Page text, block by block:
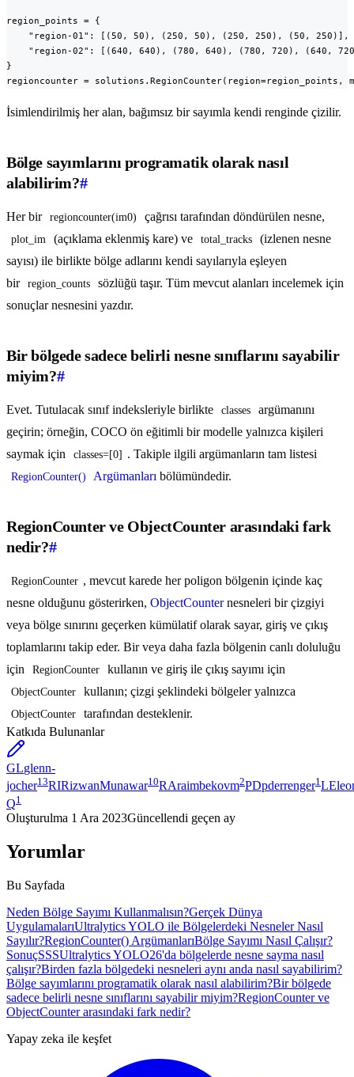
region_points = {
    "region-01": [(50, 50), (250, 50), (250, 250), (50, 250)],
"region-02": [(640, 640), (780, 640), (780, 720), (640,
}
regioncounter = solutions.RegionCounter(region=region_points,
İsimlendirilmiş her alan, bağımsız bir sayımla kendi renginde çizilir.
Bölge sayımlarını programatik olarak nasıl
alabilirim?#
Her bir regioncounter(im0) çağrısı tarafından döndürülen nesne,
plot_im (açıklama eklenmiş kare) ve total_tracks
(izlenen nesne
sayısı) ile birlikte bölge adlarını kendi sayılarıyla eşleyen
bir region_counts
sözlüğü taşır. Tüm mevcut alanları incelemek için
sonuçlar nesnesini yazdır.
Bir bölgede sadece belirli nesne sınıflarını sayabilir
miyim?#
Evet. Tutulacak sınıf indeksleriyle birlikte classes
argümanını
geçirin; örneğin, COCO ön eğitimli bir modelle yalnızca kişileri
saymak için
classes=[0] . Takiple ilgili argümanların tam listesi
RegionCounter() Argümanları bölümündedir.
RegionCounter ve ObjectCounter arasındaki fark
nedir?#
RegionCounter , mevcut karede her poligon bölgenin içinde kaç
nesne olduğunu gösterirken, ObjectCounternesneleri bir çizgiyi
veya bölge sınırını geçerken kümülatif olarak sayar, giriş ve çıkış
toplamlarını takip eder. Bir veya daha fazla bölgenin canlı doluluğu
için
RegionCounter kullanın ve giriş ile çıkış sayımı için
ObjectCounter kullanın; çizgi şeklindeki bölgeler yalnızca
ObjectCounter
tarafından desteklenir.
Katkıda Bulunanlar
GLglenn-
jocher13RIRizwanMunawar10RAraimbekovm2PDpderrenger1LE
Q1
Oluşturulma 1 Ara 2023Güncellendi geçen ay
Yorumlar
Bu Sayfada
Neden Bölge Sayımı Kullanmalısın?Gerçek Dünya
UygulamalarıUltralytics YOLO ile Bölgelerdeki Nesneler Nasıl
Sayılır?RegionCounter() ArgümanlarıBölge Sayımı Nasıl Çalışır?
SonuçSSSUltralytics YOLO26'da bölgelerde nesne sayma nasıl
çalışır?Birden fazla bölgedeki nesneleri aynı anda nasıl sayabilirim?
Bölge sayımlarını programatik olarak nasıl alabilirim?Bir bölgede
sadece belirli nesne sınıflarını sayabilir miyim?RegionCounter ve
ObjectCounter arasındaki fark nedir?
Yapay zeka ile keşfet